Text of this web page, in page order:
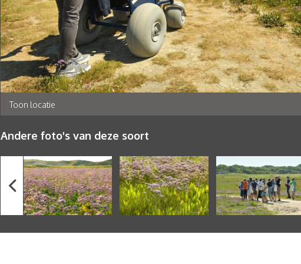
Toon locatie
Andere foto's van deze soort